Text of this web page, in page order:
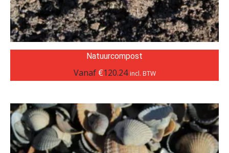
Natuurcompost
Vanaf €120.24 incl. BTW